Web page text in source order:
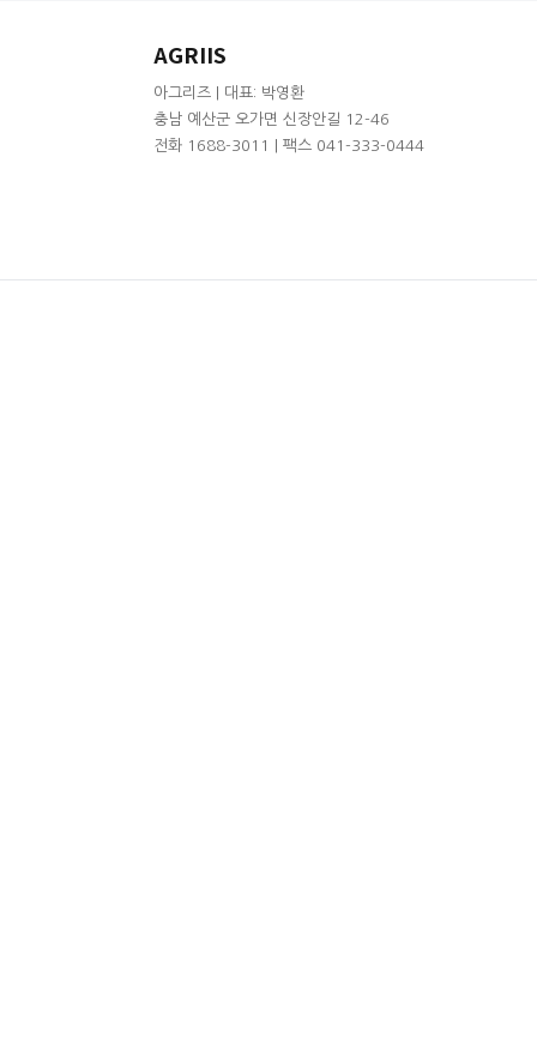
AGRIIS
아그리즈 | 대표: 박영환
충남 예산군 오가면 신장안길 12-46
전화 1688-3011 | 팩스 041-333-0444